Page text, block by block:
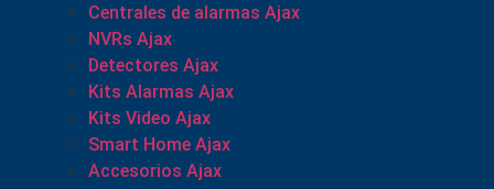
Centrales de alarmas Ajax
NVRs Ajax
Detectores Ajax
Kits Alarmas Ajax
Kits Video Ajax
Smart Home Ajax
Accesorios Ajax